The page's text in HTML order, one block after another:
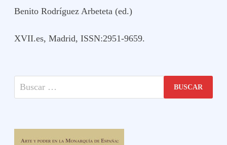
Benito Rodríguez Arbeteta (ed.)
XVII.es, Madrid, ISSN:2951-9659.
Buscar: